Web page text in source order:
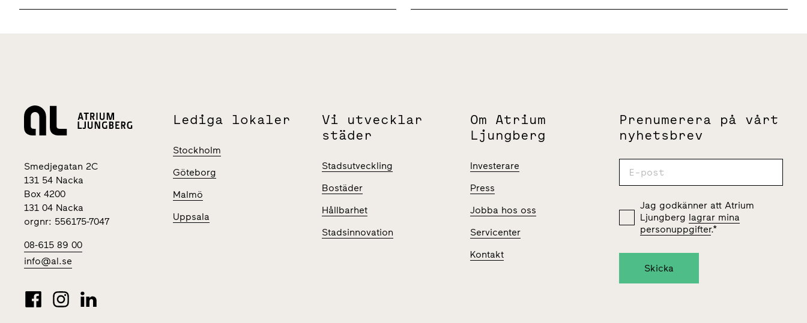
Smedjegatan 2C
131 54 Nacka
Box 4200
131 04 Nacka
orgnr: 556175-7047
08-615 89 00
info@al.se
Lediga lokaler
Stockholm
Göteborg
Malmö
Uppsala
Vi utvecklar
städer
Stadsutveckling
Bostäder
Hållbarhet
Stadsinnovation
Om Atrium
Ljungberg
Investerare
Press
Jobba hos oss
Servicenter
Kontakt
Prenumerera på vårt
nyhetsbrev
Jag godkänner att Atrium
Ljungberg lagrar mina
personuppgifter.*